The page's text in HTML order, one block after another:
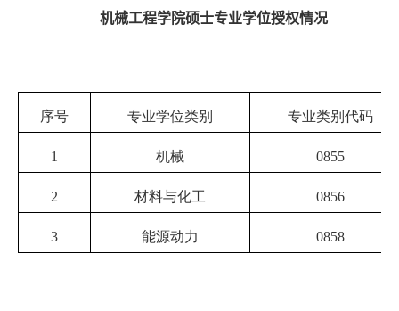
机械工程学院硕士专业学位授权情况
序号 专业学位类别 专业类别代码
1 机械 0855
2 材料与化工 0856
3 能源动力 0858